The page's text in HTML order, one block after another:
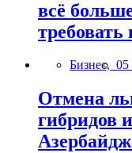
всё
требовать
Бизнес, 05
Отмена
гибридов